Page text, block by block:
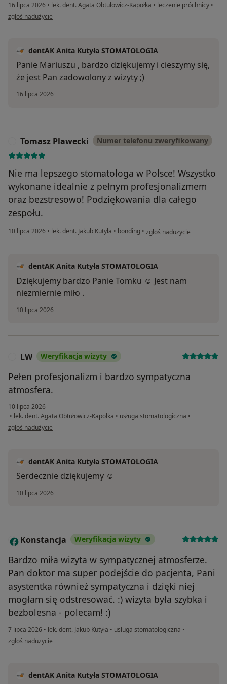
16 lipca 2026 • lek. dent. Agata Obtułowicz-Kapołka • leczenie próchnicy •
w opinii użytkownika Mariusz
zgłoś nadużycie
dentAK Anita Kutyła STOMATOLOGIA
Panie Mariuszu , bardzo dziękujemy i cieszymy się,
że jest Pan zadowolony z wizyty ;)
16 lipca 2026
Tomasz Plawecki Numer telefonu zweryfikowany
Nie ma lepszego stomatologa w Polsce! Wszystko
wykonane idealnie z pełnym profesjonalizmem
oraz bezstresowo! Podziękowania dla całego
zespołu.
10 lipca 2026 • lek. dent. Jakub Kutyła • bonding • w opinii użytkownika
zgłoś nadużycie
dentAK Anita Kutyła STOMATOLOGIA
Dziękujemy bardzo Panie Tomku ☺️ Jest nam
niezmiernie miło .
10 lipca 2026
LW Weryfikacja wizyty
Pełen profesjonalizm i bardzo sympatyczna
atmosfera.
10 lipca 2026
• lek. dent. Agata Obtułowicz-Kapołka • usługa stomatologiczna •
w opinii użytkownika LW
zgłoś nadużycie
dentAK Anita Kutyła STOMATOLOGIA
Serdecznie dziękujemy ☺️
10 lipca 2026
K Konstancja Weryfikacja wizyty
Bardzo miła wizyta w sympatycznej atmosferze.
Pan doktor ma super podejście do pacjenta, Pani
asystentka również sympatyczna i dzięki niej
mogłam się odstresować. :) wizyta była szybka i
bezbolesna - polecam! :)
7 lipca 2026 • lek. dent. Jakub Kutyła • usługa stomatologiczna •
w opinii użytkownika Konstancja
zgłoś nadużycie
dentAK Anita Kutyła STOMATOLOGIA